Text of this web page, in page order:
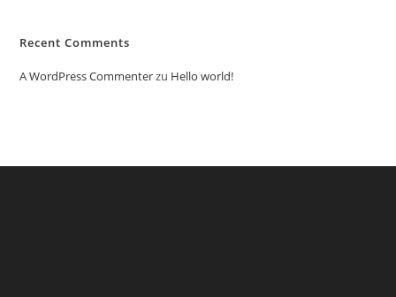
Recent Comments
A WordPress Commenterzu Hello world!